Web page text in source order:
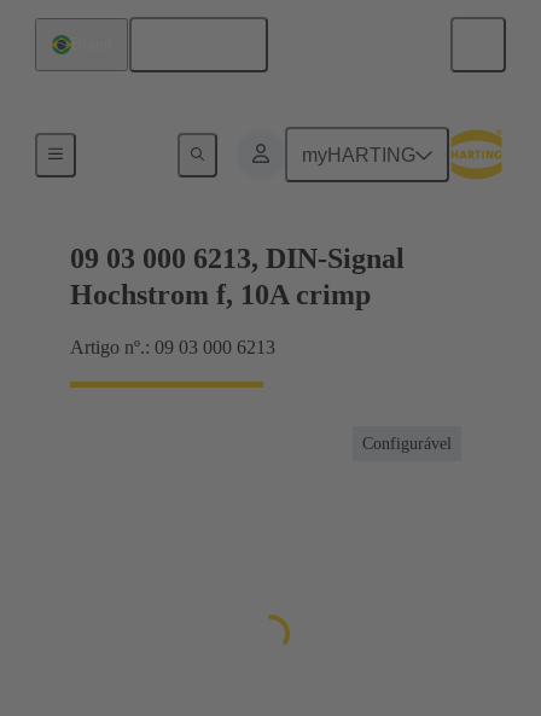
myHARTING
09 03 000 6213, DIN-Signal
Hochstrom f, 10A crimp
Artigo nº.: 09 03 000 6213
Configurável